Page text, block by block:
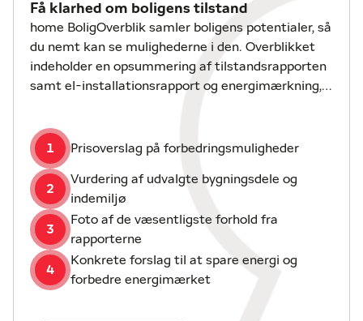
Alt i alt en virkelig pæn og velholdt bolig, hvor du
kan flytte direkte ind og nyde en moderne, nem og
komfortabel hverdag i skønne rammer.
Få klarhed om boligens tilstand
home BoligOverblik samler boligens potentialer, så
du nemt kan se mulighederne i den. Overblikket
indeholder en opsummering af tilstandsrapporten
samt el-installationsrapport og energimærkning,
1 Prisoverslag på forbedringsmuligheder
2
Vurdering af udvalgte bygningsdele og
indemiljø
3
Foto af de væsentligste forhold fra
rapporterne
4
Konkrete forslag til at spare energi og
forbedre energimærket